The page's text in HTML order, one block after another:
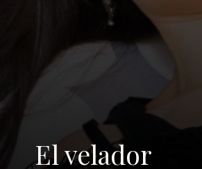
El velador